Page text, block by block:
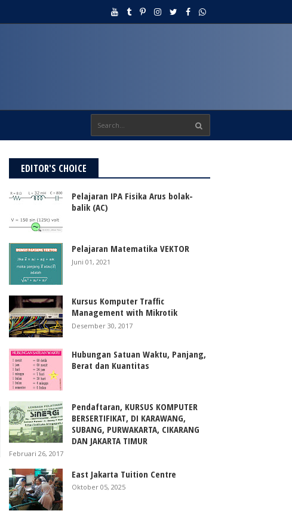
EDITOR'S CHOICE
Pelajaran IPA Fisika Arus bolak-
balik (AC)
Pelajaran Matematika VEKTOR
Juni 01, 2021
Kursus Komputer Traffic
Management with Mikrotik
Desember 30, 2017
Hubungan Satuan Waktu, Panjang,
Berat dan Kuantitas
Pendaftaran, KURSUS KOMPUTER
BERSERTIFIKAT, DI KARAWANG,
SUBANG, PURWAKARTA, CIKARANG
DAN JAKARTA TIMUR
Februari 26, 2017
East Jakarta Tuition Centre
Oktober 05, 2025